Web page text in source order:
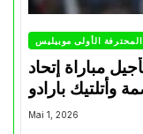
الأولى موبيليس
مباراة إتحاد
وأتلتيك بارادو
Mai 1, 2026